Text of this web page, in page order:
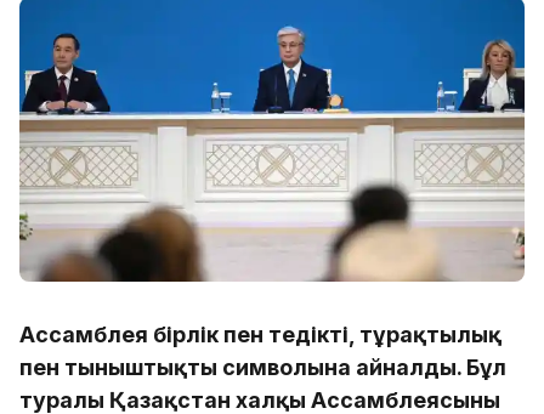
Ассамблея бірлік пен теңдіктің, тұрақтылық
пен тыныштықтың символына айналды. Бұл
туралы Қазақстан халқы Ассамблеясының